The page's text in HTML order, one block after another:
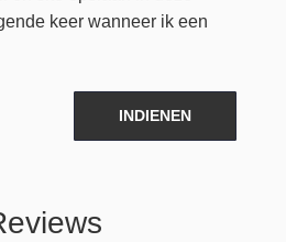
keer wanneer ik een
INDIENEN